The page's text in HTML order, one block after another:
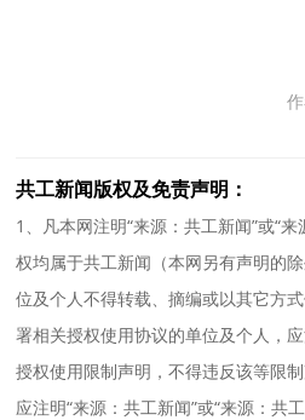
共工新闻版权及免责声明：
1、凡本网注明“来源：共工新闻”或“
权均属于共工新闻（本网另有声明的
位及个人不得转载、摘编或以其它方
署相关授权使用协议的单位及个人，
授权使用限制声明，不得违反该等限
应注明“来源：共工新闻”或“来源：共